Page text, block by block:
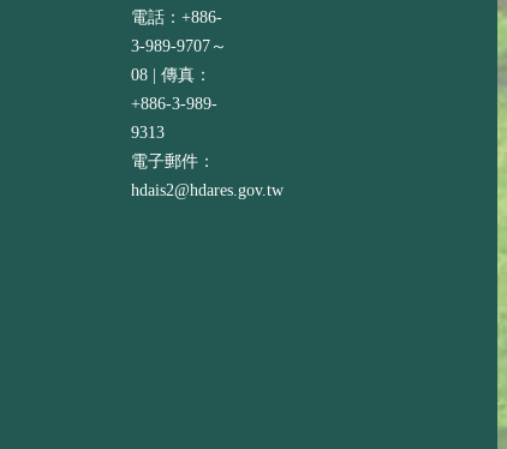
電話：+886-
3-989-9707～
08 | 傳真：
+886-3-989-
9313
電子郵件：
hdais2@hdares.gov.tw